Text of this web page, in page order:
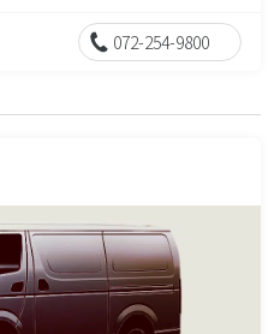
072-254-9800